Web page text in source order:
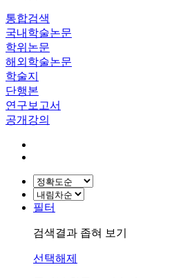
통합검색
국내학술논문
학위논문
해외학술논문
학술지
단행본
연구보고서
공개강의
필터
검색결과 좁혀 보기
선택해제